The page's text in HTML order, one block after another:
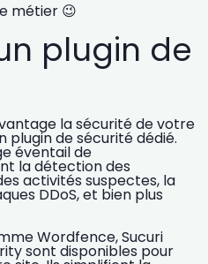
métier 😉
plugin de
la sécurité de votre
plugin de sécurité dédié.
éventail de
la détection des
activités suspectes, la
DDoS, et bien plus
Wordfence, Sucuri
sont disponibles pour